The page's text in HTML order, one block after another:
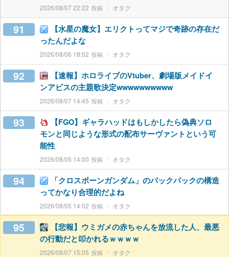
2026/08/07 22:22 オタク
91
【水星の魔女】エリクトってマジで奇跡の存在だ
ったんだよな
2026/08/06 18:02 オタク
92
【速報】ホロライブのVtuber、劇場版メイドイ
ンアビスの主題歌決定wwwwwwwwww
2026/08/07 14:45 オタク
93
【FGO】ギャラハッドはもしかしたら偽典ソロ
モンと同じような形式の配布サーヴァントという可
能性
2026/08/05 14:00 オタク
94
「クロスボーンガンダム」のバックパックの構造
ってかなり合理的だよね
2026/08/05 14:02 オタク
95
【悲報】ウミガメの赤ちゃんを放流した人、最悪
の行動だと叩かれるｗｗｗｗ
2026/08/07 15:05 オタク